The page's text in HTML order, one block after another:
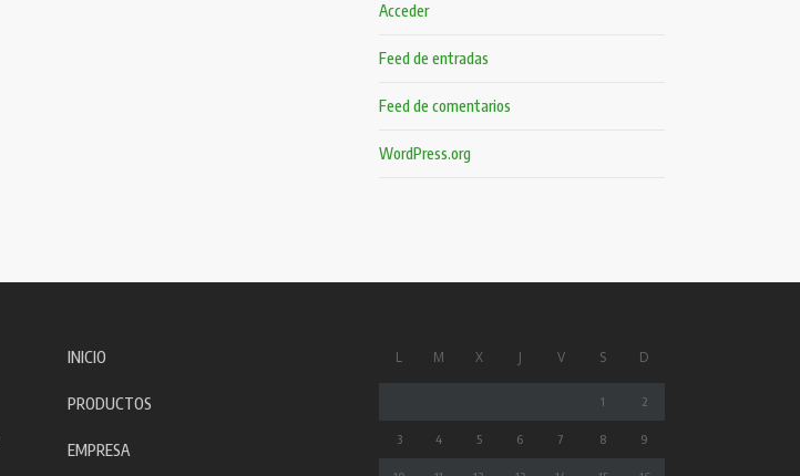
Acceder
Feed de entradas
Feed de comentarios
WordPress.org
INICIO
PRODUCTOS
EMPRESA
L M X J V S D
1 2
3 4 5 6 7 8 9